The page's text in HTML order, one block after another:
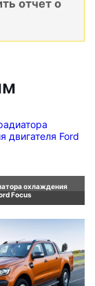
отчет о
охлаждения
Focus